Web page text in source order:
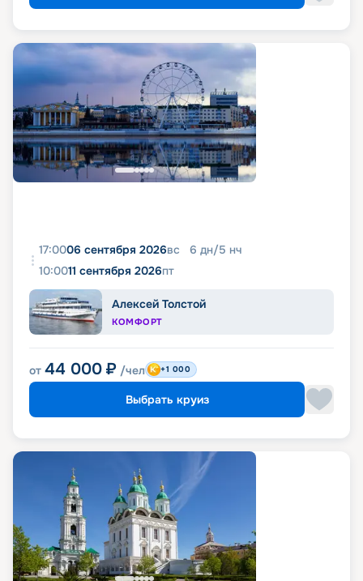
17:0006 сентября 2026вс 6 дн/5 нч
10:0011 сентября 2026пт
Алексей Толстой
КОМФОРТ
от 44 000 ₽ /чел +1 000
Выбрать круиз